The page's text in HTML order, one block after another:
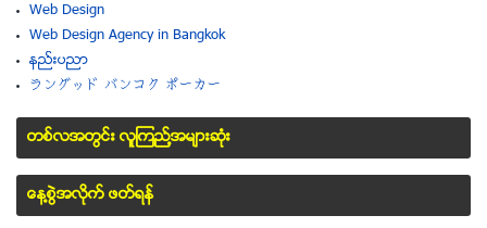
Web Design
Web Design Agency in Bangkok
နည္းပညာ
ラングッド バンコク ポーカー
တစ္လအတြင္း လူၾကည္႔အမ်ားဆံုး
ေန႔စြဲအလိုက္ ဖတ္ရန္